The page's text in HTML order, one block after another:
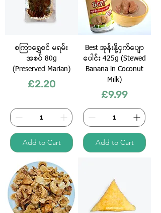
စကြာရွှေစင် မရမ်း
အစပ် 80g
(Preserved Marian)
Price
£2.20
Add to Cart
Best အုန်းနို့ငှက်ပျော
ပေါင်း 425g (Stewed
Banana in Coconut
Milk)
Price
£9.99
Add to Cart